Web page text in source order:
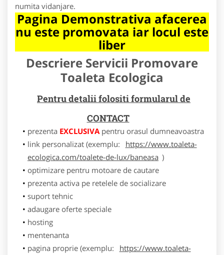
numita vidanjare.
Pagina Demonstrativa afacerea
nu este promovata iar locul este
liber
Descriere Servicii Promovare
Toaleta Ecologica
Pentru detalii folositi formularul de
CONTACT
prezenta EXCLUSIVApentru orasul dumneavoastra
link personalizat (exemplu:
https://www.toaleta-
ecologica.com/toalete-de-lux/baneasa )
optimizare pentru motoare de cautare
prezenta activa pe retelele de socializare
suport tehnic
adaugare oferte speciale
hosting
mentenanta
pagina proprie (exemplu:
https://www.toaleta-